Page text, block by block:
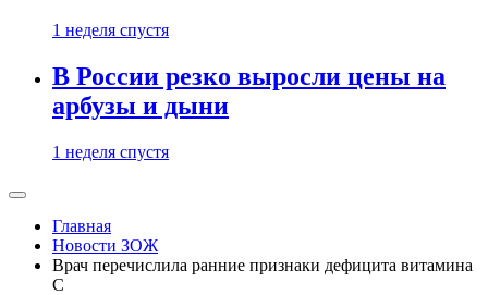
1 неделя спустя
В России резко выросли цены на
арбузы и дыни
1 неделя спустя
Главная
Новости ЗОЖ
Врач перечислила ранние признаки дефицита витамина
С